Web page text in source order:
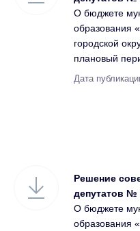
О бюджете
образования
городской
плановый
Дата
Решение
депутатов №
О бюджете
образования